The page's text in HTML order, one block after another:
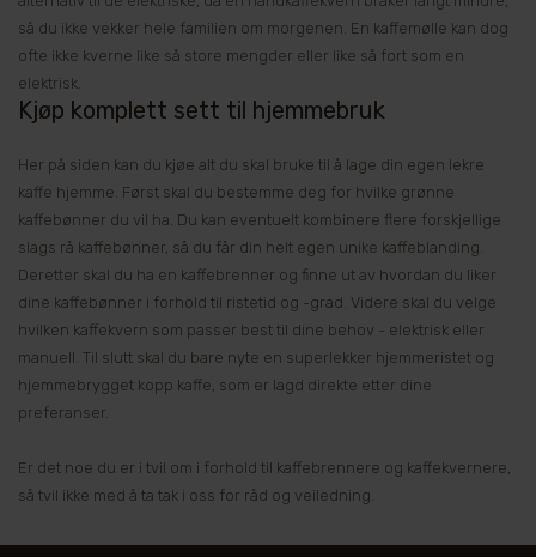
så du ikke vekker hele familien om morgenen. En kaffemølle kan dog
ofte ikke kverne like så store mengder eller like så fort som en
elektrisk.
Kjøp komplett sett til hjemmebruk
Her på siden kan du kjøe alt du skal bruke til å lage din egen lekre
kaffe hjemme. Først skal du bestemme deg for hvilke grønne
kaffebønner du vil ha. Du kan eventuelt kombinere flere forskjellige
slags rå kaffebønner, så du får din helt egen unike kaffeblanding.
Deretter skal du ha en kaffebrenner og finne ut av hvordan du liker
dine kaffebønner i forhold til ristetid og -grad. Videre skal du velge
hvilken kaffekvern som passer best til dine behov - elektrisk eller
manuell. Til slutt skal du bare nyte en superlekker hjemmeristet og
hjemmebrygget kopp kaffe, som er lagd direkte etter dine
preferanser.
Er det noe du er i tvil om i forhold til kaffebrennere og kaffekvernere,
så tvil ikke med å ta tak i oss for råd og veiledning.